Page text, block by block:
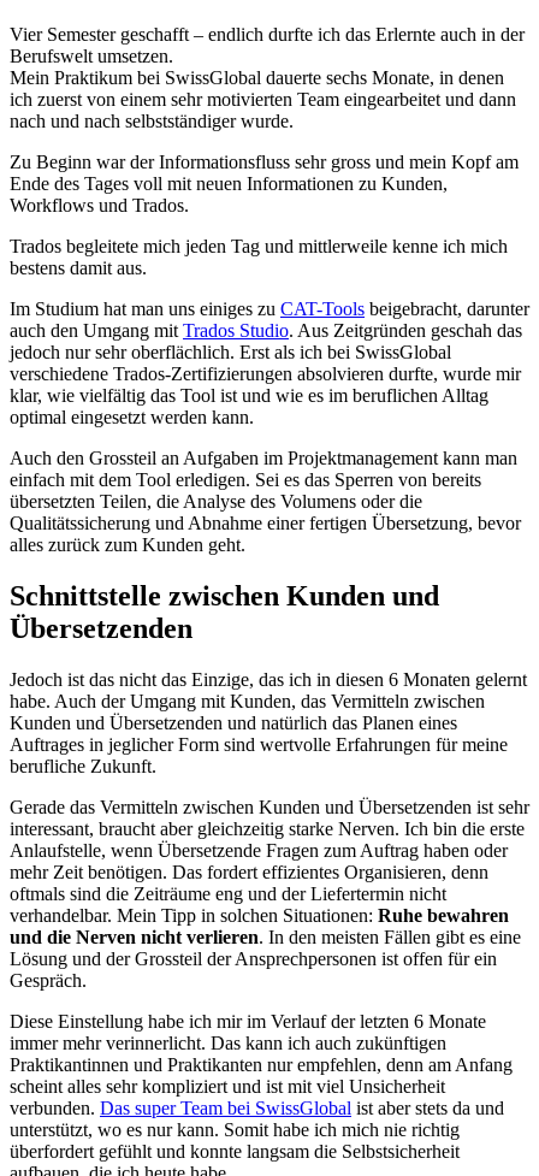
Vier Semester geschafft – endlich durfte ich das Erlernte auch in der
Berufswelt umsetzen.
Mein Praktikum bei SwissGlobal dauerte sechs Monate, in denen
ich zuerst von einem sehr motivierten Team eingearbeitet und dann
nach und nach selbstständiger wurde.
Zu Beginn war der Informationsfluss sehr gross und mein Kopf am
Ende des Tages voll mit neuen Informationen zu Kunden,
Workflows und Trados.
Trados begleitete mich jeden Tag und mittlerweile kenne ich mich
bestens damit aus.
Im Studium hat man uns einiges zu CAT-Tools beigebracht, darunter
auch den Umgang mit Trados Studio. Aus Zeitgründen geschah das
jedoch nur sehr oberflächlich. Erst als ich bei SwissGlobal
verschiedene Trados-Zertifizierungen absolvieren durfte, wurde mir
klar, wie vielfältig das Tool ist und wie es im beruflichen Alltag
optimal eingesetzt werden kann.
Auch den Grossteil an Aufgaben im Projektmanagement kann man
einfach mit dem Tool erledigen. Sei es das Sperren von bereits
übersetzten Teilen, die Analyse des Volumens oder die
Qualitätssicherung und Abnahme einer fertigen Übersetzung, bevor
alles zurück zum Kunden geht.
Schnittstelle zwischen Kunden und
Übersetzenden
Jedoch ist das nicht das Einzige, das ich in diesen 6 Monaten gelernt
habe. Auch der Umgang mit Kunden, das Vermitteln zwischen
Kunden und Übersetzenden und natürlich das Planen eines
Auftrages in jeglicher Form sind wertvolle Erfahrungen für meine
berufliche Zukunft.
Gerade das Vermitteln zwischen Kunden und Übersetzenden ist sehr
interessant, braucht aber gleichzeitig starke Nerven. Ich bin die erste
Anlaufstelle, wenn Übersetzende Fragen zum Auftrag haben oder
mehr Zeit benötigen. Das fordert effizientes Organisieren, denn
oftmals sind die Zeiträume eng und der Liefertermin nicht
verhandelbar. Mein Tipp in solchen Situationen: Ruhe bewahren
und die Nerven nicht verlieren. In den meisten Fällen gibt es eine
Lösung und der Grossteil der Ansprechpersonen ist offen für ein
Gespräch.
Diese Einstellung habe ich mir im Verlauf der letzten 6 Monate
immer mehr verinnerlicht. Das kann ich auch zukünftigen
Praktikantinnen und Praktikanten nur empfehlen, denn am Anfang
scheint alles sehr kompliziert und ist mit viel Unsicherheit
verbunden. Das super Team bei SwissGlobal ist aber stets da und
unterstützt, wo es nur kann. Somit habe ich mich nie richtig
überfordert gefühlt und konnte langsam die Selbstsicherheit